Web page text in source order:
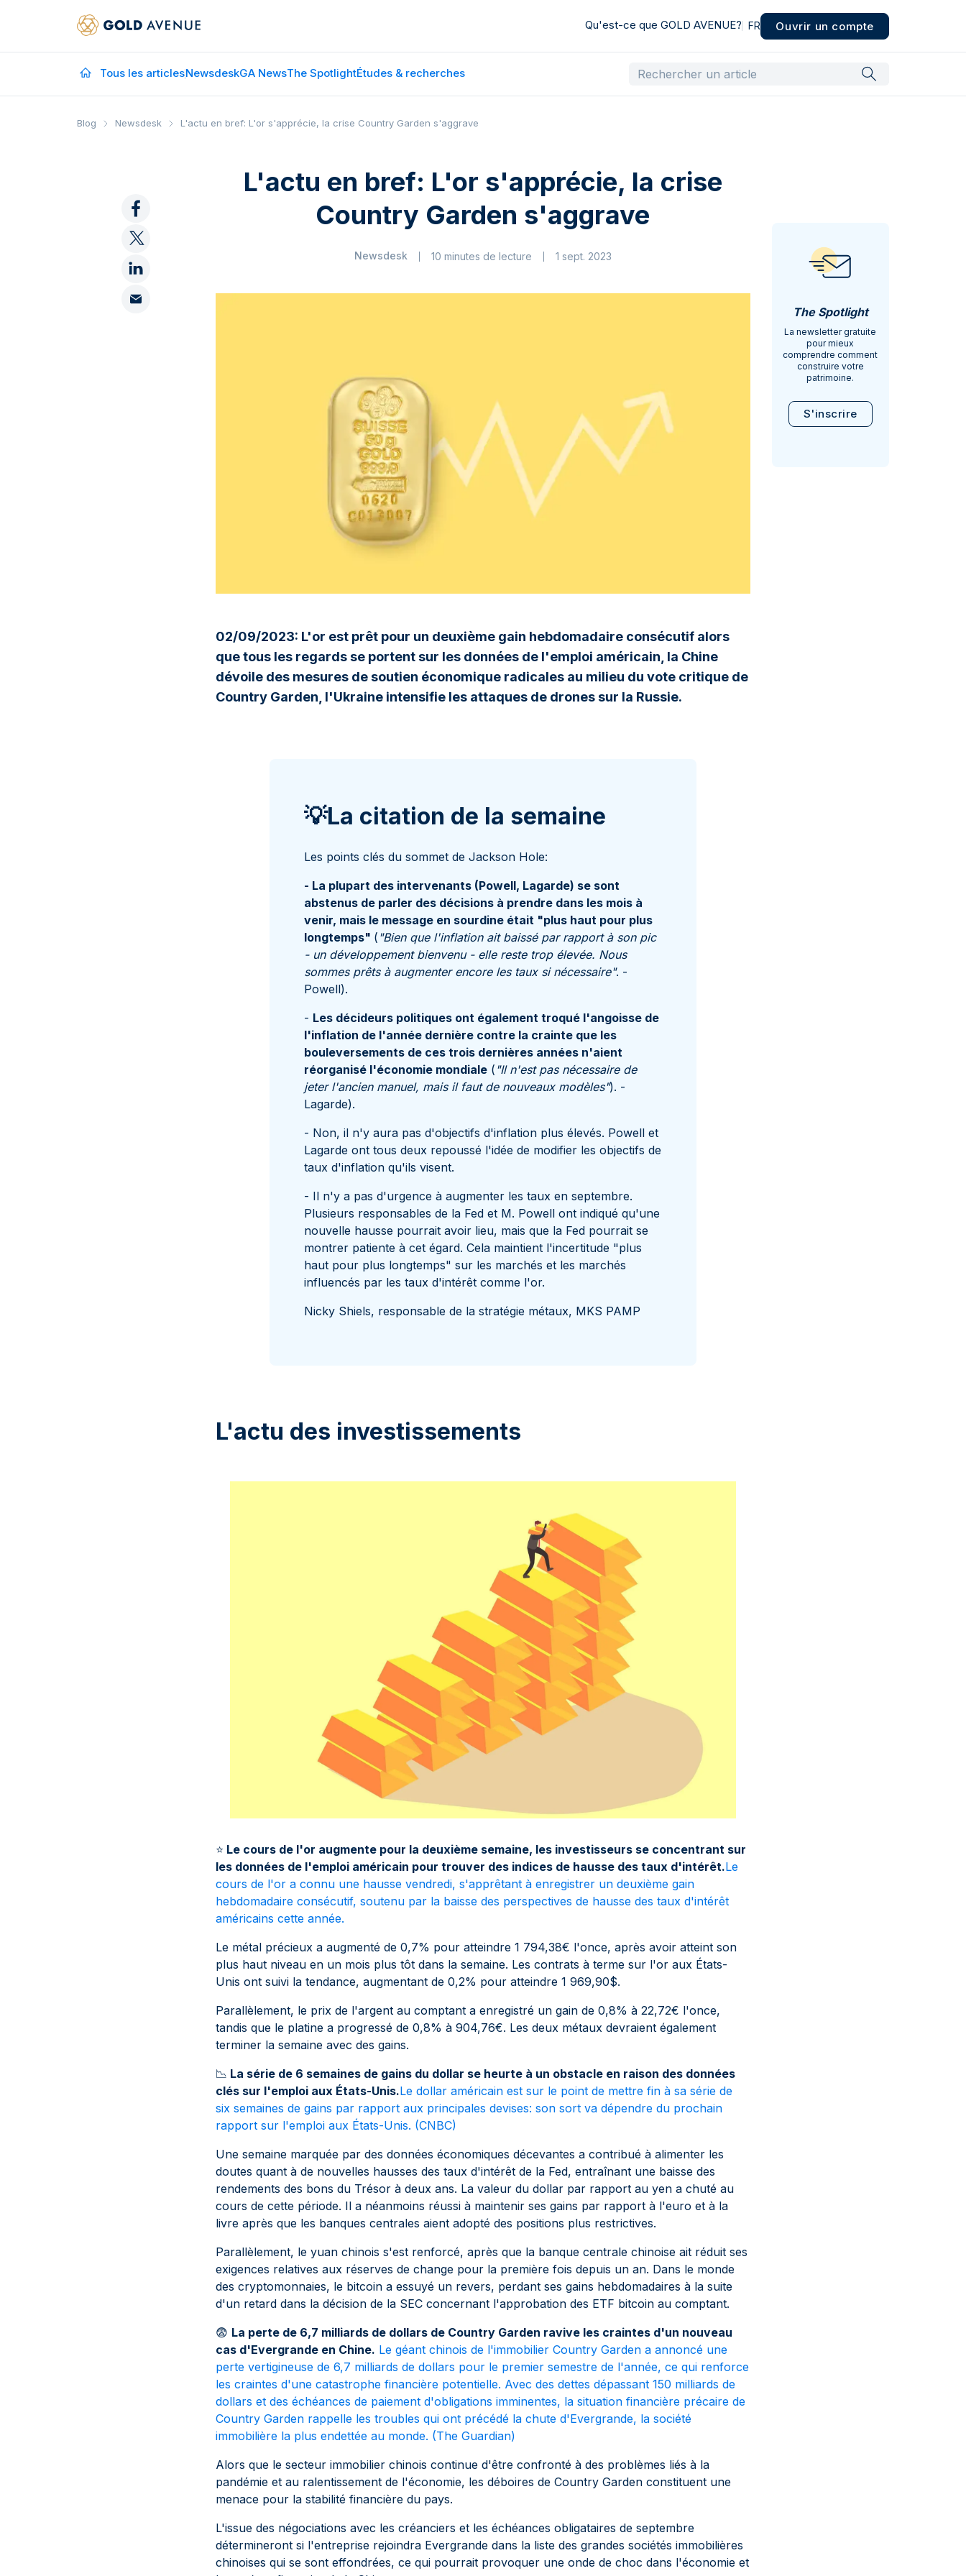
Qu'est-ce que GOLD AVENUE? FR Ouvrir un compte
Tous les articlesNewsdeskGA NewsThe SpotlightÉtudes & recherches
Blog Newsdesk L'actu en bref: L'or s'apprécie, la crise Country Garden s'aggrave
L'actu en bref: L'or s'apprécie, la crise
Country Garden s'aggrave
Newsdesk 10 minutes de lecture 1 sept. 2023
02/09/2023: L'or est prêt pour un deuxième gain hebdomadaire consécutif alors
que tous les regards se portent sur les données de l'emploi américain, la Chine
dévoile des mesures de soutien économique radicales au milieu du vote critique de
Country Garden, l'Ukraine intensifie les attaques de drones sur la Russie.
💡La citation de la semaine
Les points clés du sommet de Jackson Hole:
- La plupart des intervenants (Powell, Lagarde) se sont
abstenus de parler des décisions à prendre dans les mois à
venir, mais le message en sourdine était "plus haut pour plus
longtemps" ( "Bien que l'inflation ait baissé par rapport à son pic
- un développement bienvenu - elle reste trop élevée. Nous
sommes prêts à augmenter encore les taux si nécessaire". -
Powell).
- Les décideurs politiques ont également troqué l'angoisse de
l'inflation de l'année dernière contre la crainte que les
bouleversements de ces trois dernières années n'aient
réorganisé l'économie mondiale( "Il n'est pas nécessaire de
jeter l'ancien manuel, mais il faut de nouveaux modèles"). -
Lagarde).
- Non, il n'y aura pas d'objectifs d'inflation plus élevés. Powell et
Lagarde ont tous deux repoussé l'idée de modifier les objectifs de
taux d'inflation qu'ils visent.
- Il n'y a pas d'urgence à augmenter les taux en septembre.
Plusieurs responsables de la Fed et M. Powell ont indiqué qu'une
nouvelle hausse pourrait avoir lieu, mais que la Fed pourrait se
montrer patiente à cet égard. Cela maintient l'incertitude "plus
haut pour plus longtemps" sur les marchés et les marchés
influencés par les taux d'intérêt comme l'or.
Nicky Shiels, responsable de la stratégie métaux, MKS PAMP
L'actu des investissements
⭐ Le cours de l'or augmente pour la deuxième semaine, les investisseurs se concentrant sur
les données de l'emploi américain pour trouver des indices de hausse des taux d'intérêt.Le
cours de l'or a connu une hausse vendredi, s'apprêtant à enregistrer un deuxième gain
hebdomadaire consécutif, soutenu par la baisse des perspectives de hausse des taux d'intérêt
américains cette année.
Le métal précieux a augmenté de 0,7% pour atteindre 1 794,38€ l'once, après avoir atteint son
plus haut niveau en un mois plus tôt dans la semaine. Les contrats à terme sur l'or aux États-
Unis ont suivi la tendance, augmentant de 0,2% pour atteindre 1 969,90$.
Parallèlement, le prix de l'argent au comptant a enregistré un gain de 0,8% à 22,72€ l'once,
tandis que le platine a progressé de 0,8% à 904,76€. Les deux métaux devraient également
terminer la semaine avec des gains.
📉 La série de 6 semaines de gains du dollar se heurte à un obstacle en raison des données
clés sur l'emploi aux États-Unis.Le dollar américain est sur le point de mettre fin à sa série de
six semaines de gains par rapport aux principales devises: son sort va dépendre du prochain
rapport sur l'emploi aux États-Unis. (CNBC)
Une semaine marquée par des données économiques décevantes a contribué à alimenter les
doutes quant à de nouvelles hausses des taux d'intérêt de la Fed, entraînant une baisse des
rendements des bons du Trésor à deux ans. La valeur du dollar par rapport au yen a chuté au
cours de cette période. Il a néanmoins réussi à maintenir ses gains par rapport à l'euro et à la
livre après que les banques centrales aient adopté des positions plus restrictives.
Parallèlement, le yuan chinois s'est renforcé, après que la banque centrale chinoise ait réduit ses
exigences relatives aux réserves de change pour la première fois depuis un an. Dans le monde
des cryptomonnaies, le bitcoin a essuyé un revers, perdant ses gains hebdomadaires à la suite
d'un retard dans la décision de la SEC concernant l'approbation des ETF bitcoin au comptant.
😨 La perte de 6,7 milliards de dollars de Country Garden ravive les craintes d'un nouveau
cas d'Evergrande en Chine. Le géant chinois de l'immobilier Country Garden a annoncé une
perte vertigineuse de 6,7 milliards de dollars pour le premier semestre de l'année, ce qui renforce
les craintes d'une catastrophe financière potentielle. Avec des dettes dépassant 150 milliards de
dollars et des échéances de paiement d'obligations imminentes, la situation financière précaire de
Country Garden rappelle les troubles qui ont précédé la chute d'Evergrande, la société
immobilière la plus endettée au monde. (The Guardian)
Alors que le secteur immobilier chinois continue d'être confronté à des problèmes liés à la
pandémie et au ralentissement de l'économie, les déboires de Country Garden constituent une
menace pour la stabilité financière du pays.
L'issue des négociations avec les créanciers et les échéances obligataires de septembre
détermineront si l'entreprise rejoindra Evergrande dans la liste des grandes sociétés immobilières
chinoises qui se sont effondrées, ce qui pourrait provoquer une onde de choc dans l'économie et
The Spotlight
La newsletter gratuite
pour mieux
comprendre comment
construire votre
patrimoine.
S'inscrire